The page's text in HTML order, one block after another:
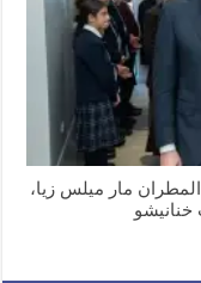
مار ميلس زيا،